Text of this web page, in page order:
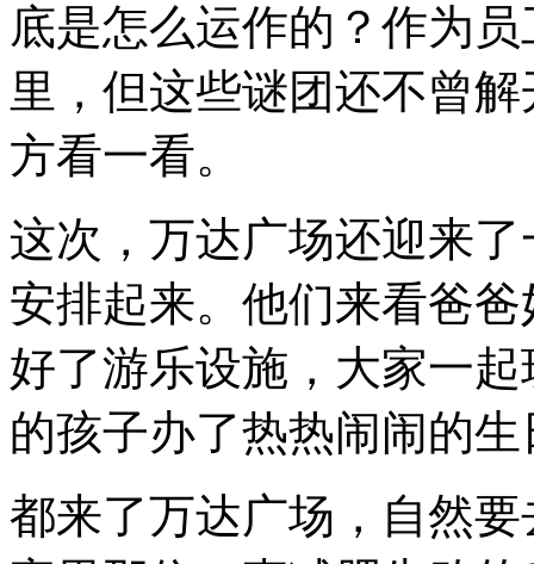
底是怎么运作的？作为
里，但这些谜团还不曾
方看一看。
这次，万达广场还迎来
安排起来。他们来看爸
好了游乐设施，大家一
的孩子办了热热闹闹的生
都来了万达广场，自然